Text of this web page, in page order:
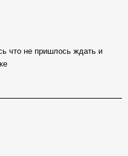
что не пришлось ждать и